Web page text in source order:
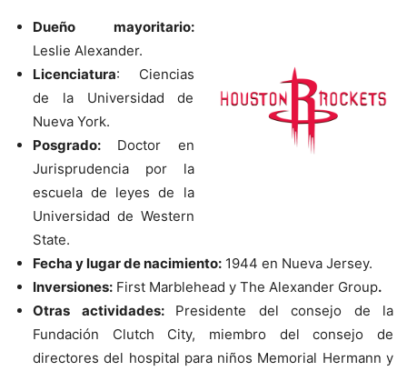
Dueño mayoritario:
Leslie Alexander.
Licenciatura: Ciencias
de la Universidad de
Nueva York.
Posgrado: Doctor en
Jurisprudencia por la
escuela de leyes de la
Universidad de Western
State.
Fecha y lugar de nacimiento: 1944 en Nueva Jersey.
Inversiones: First Marblehead y The Alexander Group.
Otras actividades: Presidente del consejo de la
Fundación Clutch City, miembro del consejo de
directores del hospital para niños Memorial Hermann y